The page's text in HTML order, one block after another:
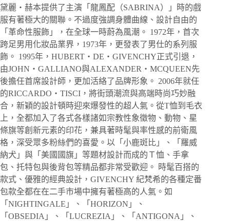
黛麗・赫本提供了主演「龍鳳配（SABRINA）」時的戲
服有著極大的關聯。不過度強調身體曲線、設計自由的
「革命性服飾」，在全球一時蔚為風潮。 1972年，首次
跨足男用化妝品業界，1973年，更發表了男仕的系列服
飾。 1995年，HUBERT・DE・GIVENCHY正式引退，
由JOHN・GALLIANO與ALEXANDER・MCQUEEN先
後擔任首席設計師，更加活絡了品牌形象。 2006年就任
的RICCARDO・TISCI，將街頭潮流與高端時尚巧妙融
合，新穎的設計頓時迎來爆發性的超人氣。從T恤到毛衣
上，全都加入了各式各樣諸如宗教性象徵物、動物、星
條旗等創新元素的印花，兼具著時髦與率性感的前衛風
格，深受眾多粉絲們的喜愛。以「小鹿斑比」、「羅威
納犬」與「美國國旗」等題材設計而成的Ｔ恤、手拿
包、托特包與後背包等精品都非常受歡迎。 時髦百搭的
款式、優雅的經典設計，GIVENCHY 紀梵希的各種定番
包款全都在在二手市場中擁有著極高的人氣。如
「NIGHTINGALE」、「HORIZON」、
「OBSEDIA」、「LUCREZIA」、「ANTIGONA」、